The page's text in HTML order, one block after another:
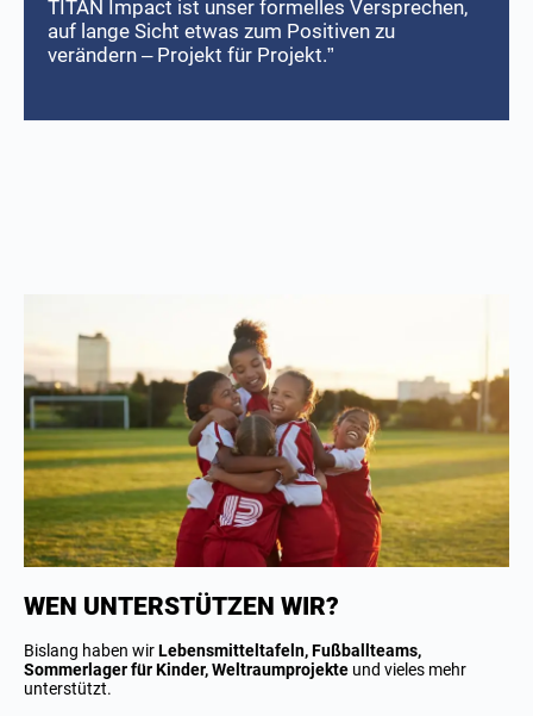
TITAN Impact ist unser formelles Versprechen,
auf lange Sicht etwas zum Positiven zu
verändern – Projekt für Projekt.”
WEN UNTERSTÜTZEN WIR?
Bislang haben wirLebensmitteltafeln, Fußballteams,
Sommerlager für Kinder, Weltraumprojekte und vieles mehr
unterstützt.